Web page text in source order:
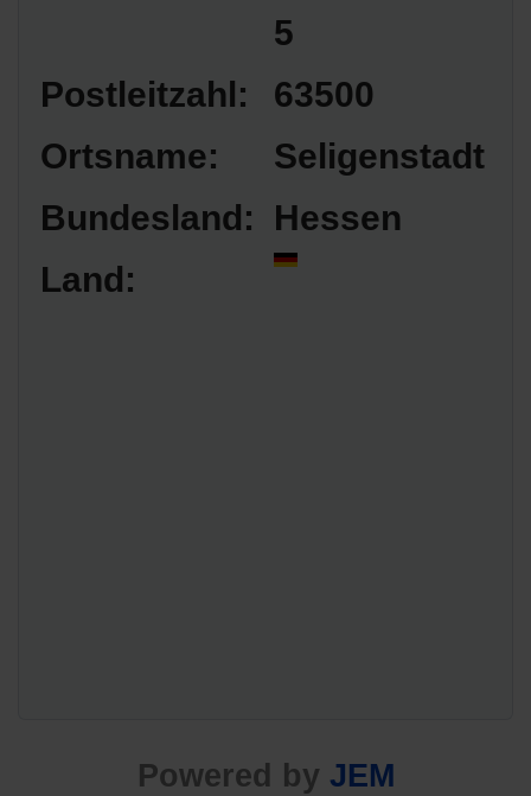
5
Postleitzahl:
63500
Ortsname:
Seligenstadt
Bundesland:
Hessen
Land:
Powered by JEM